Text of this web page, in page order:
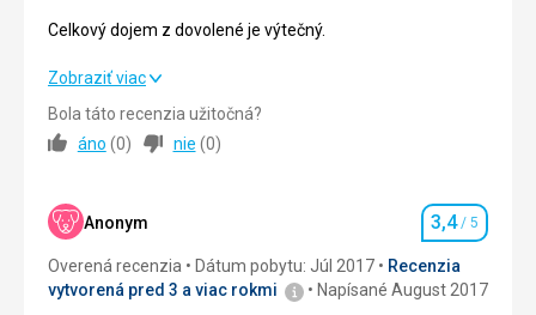
Spokojnosť.
Celkový dojem z dovolené je výtečný.
Celkový dojem z dovolené je výtečný.
Strava
Okolie 5,0/ 5
Služby 2,0
Zobraziť viac
Bola táto recenzia užitočná?
áno (0) nie (0)
Anonym Hodnotenie
3,4/ 5
Overená recenzia Dátum pobytu: Júl 2017
Recenzia
vytvorená pred 3 a viac rokmi
Napísané August 2017